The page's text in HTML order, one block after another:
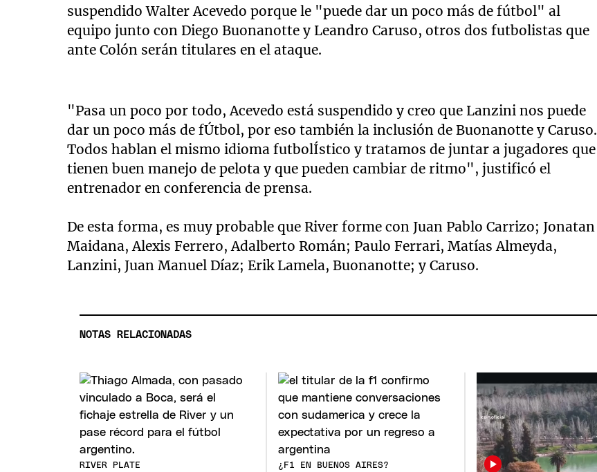
suspendido Walter Acevedo porque le "puede dar un poco más de fútbol" al
equipo junto con Diego Buonanotte y Leandro Caruso, otros dos futbolistas que
ante Colón serán titulares en el ataque.
"Pasa un poco por todo, Acevedo está suspendido y creo que Lanzini nos puede
dar un poco más de fÚtbol, por eso también la inclusión de Buonanotte y Caruso.
Todos hablan el mismo idioma futbolÍstico y tratamos de juntar a jugadores que
tienen buen manejo de pelota y que pueden cambiar de ritmo", justificó el
entrenador en conferencia de prensa.
De esta forma, es muy probable que River forme con Juan Pablo Carrizo; Jonatan
Maidana, Alexis Ferrero, Adalberto Román; Paulo Ferrari, Matías Almeyda,
Lanzini, Juan Manuel Díaz; Erik Lamela, Buonanotte; y Caruso.
NOTAS RELACIONADAS
RIVER PLATE ¿F1 EN BUENOS AIRES?